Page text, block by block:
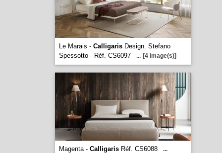
Le Marais - CalligarisDesign. Stefano
Spessotto - Réf. CS6097
... [4 image(s)]
Magenta - CalligarisRéf. CS6088
...